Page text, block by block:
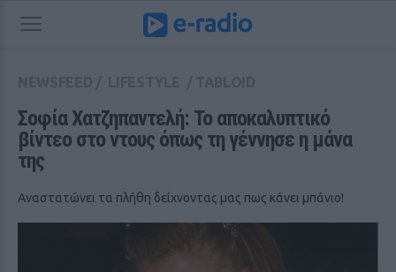
Σοφία Χατζηπαντελή: Το αποκαλυπτικό
βίντεο στο ντους όπως τη γέννησε η μάνα
της
Αναστατώνει τα πλήθη δείχνοντας μας πως κάνει μπάνιο!